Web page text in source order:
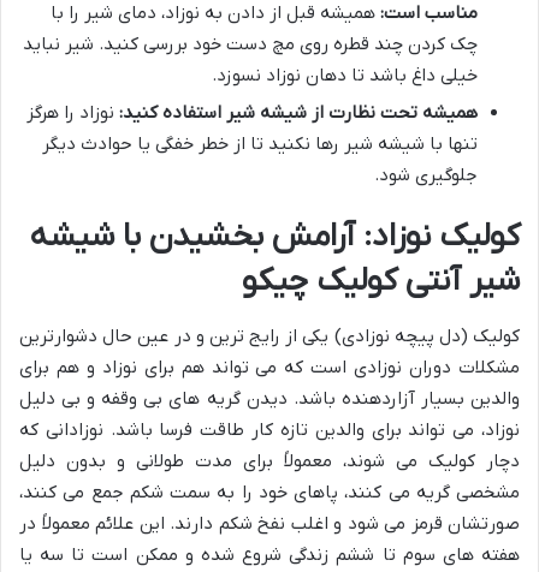
مناسب است: همیشه قبل از دادن به نوزاد، دمای شیر را با
چک کردن چند قطره روی مچ دست خود بررسی کنید. شیر نباید
خیلی داغ باشد تا دهان نوزاد نسوزد.
همیشه تحت نظارت از شیشه شیر استفاده کنید: نوزاد را هرگز
تنها با شیشه شیر رها نکنید تا از خطر خفگی یا حوادث دیگر
جلوگیری شود.
کولیک نوزاد: آرامش بخشیدن با شیشه
شیر آنتی کولیک چیکو
کولیک (دل پیچه نوزادی) یکی از رایج ترین و در عین حال دشوارترین
مشکلات دوران نوزادی است که می تواند هم برای نوزاد و هم برای
والدین بسیار آزاردهنده باشد. دیدن گریه های بی وقفه و بی دلیل
نوزاد، می تواند برای والدین تازه کار طاقت فرسا باشد. نوزادانی که
دچار کولیک می شوند، معمولاً برای مدت طولانی و بدون دلیل
مشخصی گریه می کنند، پاهای خود را به سمت شکم جمع می کنند،
صورتشان قرمز می شود و اغلب نفخ شکم دارند. این علائم معمولاً در
هفته های سوم تا ششم زندگی شروع شده و ممکن است تا سه یا